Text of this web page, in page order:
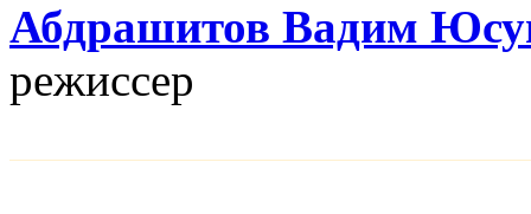
Абдрашитов Вадим
режисcер